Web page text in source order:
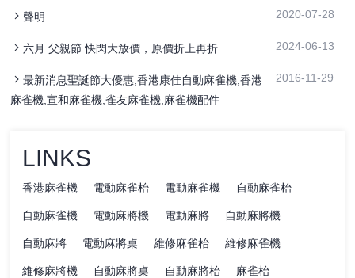
聲明 2020-07-28
六月 父親節 快閃大放價，原價折上再折 2024-06-13
最新消息聖誕節大優惠,香港康佳自動麻雀機,香港
麻雀機,宣和麻雀機,雀友麻雀機,麻雀機配件
2016-11-29
LINKS
香港麻雀機 電動麻雀枱 電動麻雀機 自動麻雀枱
自動麻雀機 電動麻將機 電動麻將 自動麻將機
自動麻將 電動麻將桌 維修麻雀枱 維修麻雀機
維修麻將機 自動麻將桌 自動麻將枱 麻雀枱